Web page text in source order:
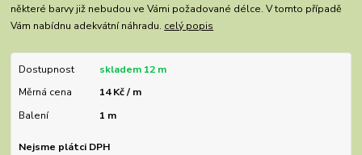
některé barvy již nebudou ve Vámi požadované délce. V tomto případě
Vám nabídnu adekvátní náhradu. celý popis
Dostupnost
skladem 12 m
Měrná cena
14 Kč / m
Balení
1 m
Nejsme plátci DPH